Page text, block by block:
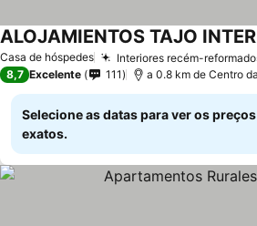
Casa de hóspedes Interiores recém-
ALOJAMIENTOS TAJO
8,7 Excelente 111 a 0.8 km de Centro
Selecione as datas para ver os preços
exatos.